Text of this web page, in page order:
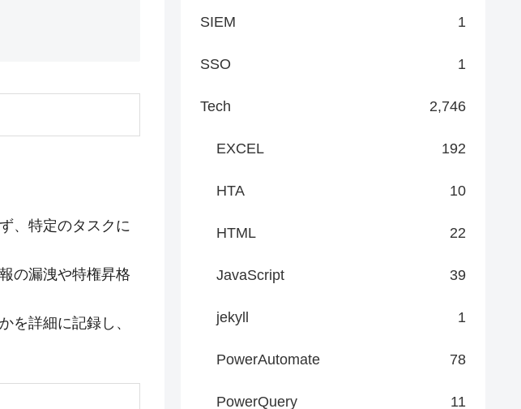
、特定のタスクに
の漏洩や特権昇格
を詳細に記録し、
SIEM 1
SSO 1
Tech 2,746
EXCEL 192
HTA 10
HTML 22
JavaScript 39
jekyll 1
PowerAutomate 78
PowerQuery 11